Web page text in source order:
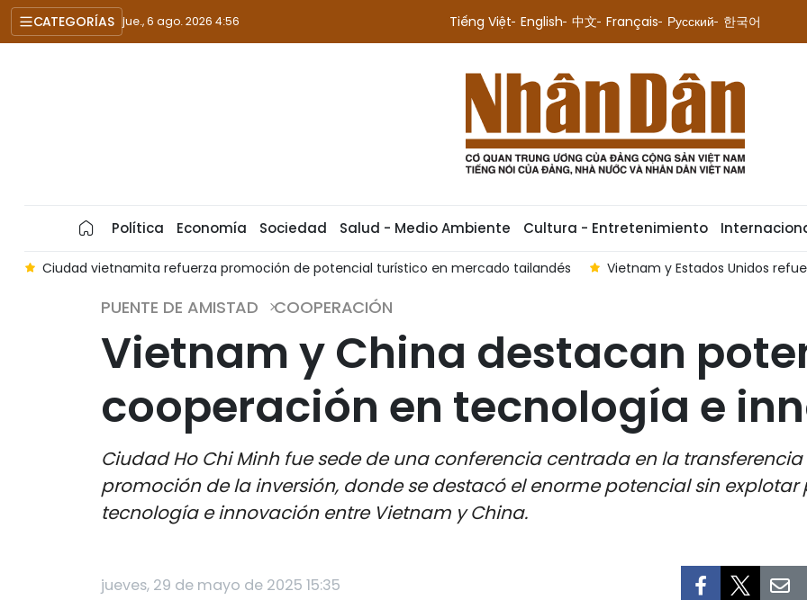
CATEGORÍAS jue., 6 ago. 2026 4:56 Tiếng Việt English 中文 Français Русский 한국어
Política Economía Sociedad Salud - Medio Ambiente Cultura - Entretenimiento
Ciudad vietnamita refuerza promoción de potencial turístico en mercado tailandés Vietnam y Estados Unidos
PUENTE DE AMISTAD COOPERACIÓN
Vietnam y China destacan
cooperación en tecnología e
Ciudad Ho Chi Minh fue sede de una conferencia centrada en la
promoción de la inversión, donde se destacó el enorme potencial sin
tecnología e innovación entre Vietnam y China.
jueves, 29 de mayo de 2025 15:35